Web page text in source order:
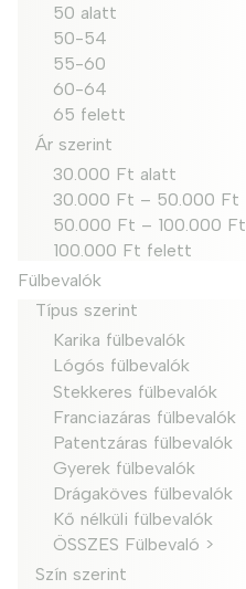
50 alatt
50-54
55-60
60-64
65 felett
Ár szerint
30.000 Ft alatt
30.000 Ft – 50.000 Ft
50.000 Ft – 100.000 Ft
100.000 Ft felett
Fülbevalók
Típus szerint
Karika fülbevalók
Lógós fülbevalók
Stekkeres fülbevalók
Franciazáras fülbevalók
Patentzáras fülbevalók
Gyerek fülbevalók
Drágaköves fülbevalók
Kő nélküli fülbevalók
ÖSSZES Fülbevaló >
Szín szerint